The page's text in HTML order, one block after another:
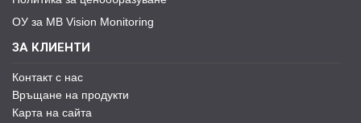
ОУ за MB Vision Monitoring
ЗА КЛИЕНТИ
Контакт с нас
Връщане на продукти
Карта на сайта